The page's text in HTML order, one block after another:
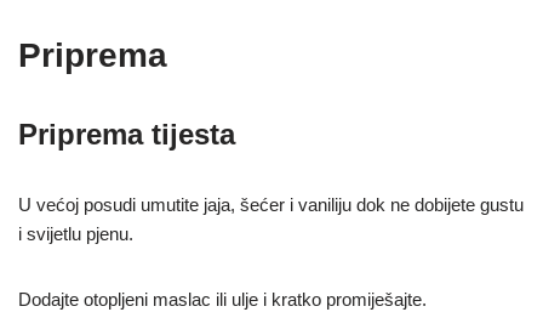
Priprema
Priprema tijesta
U većoj posudi umutite jaja, šećer i vaniliju dok ne dobijete gustu
i svijetlu pjenu.
Dodajte otopljeni maslac ili ulje i kratko promiješajte.